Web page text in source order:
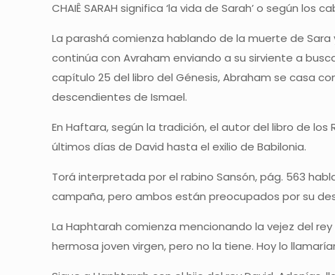
CHAIÊ SARAH significa ‘la vida de Sarah’ o según los
La parashá comienza hablando de la muerte de
continúa con Avraham enviando a su sirviente a
capítulo 25 del libro del Génesis, Abraham se casa
descendientes de Ismael.
En Haftara, según la tradición, el autor del libro de
últimos días de David hasta el exilio de Babilonia.
Torá interpretada por el rabino Sansón, pág. 563
campaña, pero ambos están preocupados por su
La Haphtarah comienza mencionando la vejez del
hermosa joven virgen, pero no la tiene. Hoy lo